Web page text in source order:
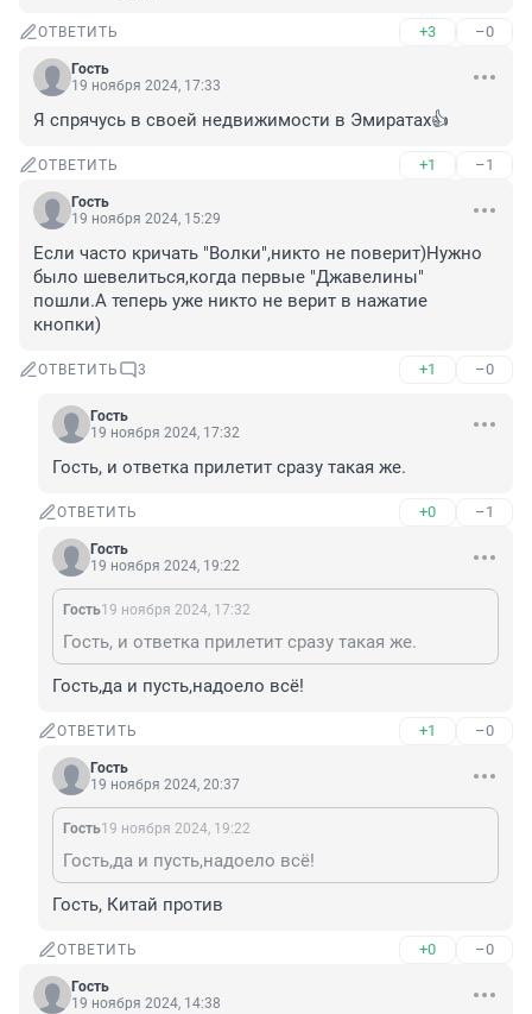
ОТВЕТИТЬ +3 –0
Гость
19 ноября 2024, 17:33
Я спрячусь в своей недвижимости в Эмиратах👍
ОТВЕТИТЬ +1 –1
Гость
19 ноября 2024, 15:29
Если часто кричать "Волки",никто не поверит)Нужно
было шевелиться,когда первые "Джавелины"
пошли.А теперь уже никто не верит в нажатие
кнопки)
ОТВЕТИТЬ 3 +1 –0
Гость
19 ноября 2024, 17:32
Гость, и ответка прилетит сразу такая же.
ОТВЕТИТЬ +0 –1
Гость
19 ноября 2024, 19:22
Гость19 ноября 2024, 17:32
Гость, и ответка прилетит сразу такая же.
Гость,да и пусть,надоело всё!
ОТВЕТИТЬ +1 –0
Гость
19 ноября 2024, 20:37
Гость19 ноября 2024, 19:22
Гость,да и пусть,надоело всё!
Гость, Китай против
ОТВЕТИТЬ +0 –0
Гость
19 ноября 2024, 14:38